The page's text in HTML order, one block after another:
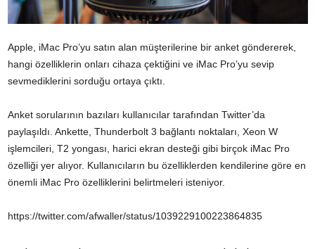
Apple, iMac Pro’yu satın alan müşterilerine bir anket göndererek,
hangi özelliklerin onları cihaza çektiğini ve iMac Pro’yu sevip
sevmediklerini sorduğu ortaya çıktı.
Anket sorularının bazıları kullanıcılar tarafından Twitter’da
paylaşıldı. Ankette, Thunderbolt 3 bağlantı noktaları, Xeon W
işlemcileri, T2 yongası, harici ekran desteği gibi birçok iMac Pro
özelliği yer alıyor. Kullanıcıların bu özelliklerden kendilerine göre en
önemli iMac Pro özelliklerini belirtmeleri isteniyor.
https://twitter.com/afwaller/status/1039229100223864835